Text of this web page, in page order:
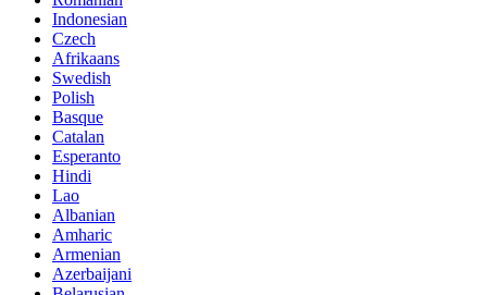
Indonesian
Czech
Afrikaans
Swedish
Polish
Basque
Catalan
Esperanto
Hindi
Lao
Albanian
Amharic
Armenian
Azerbaijani